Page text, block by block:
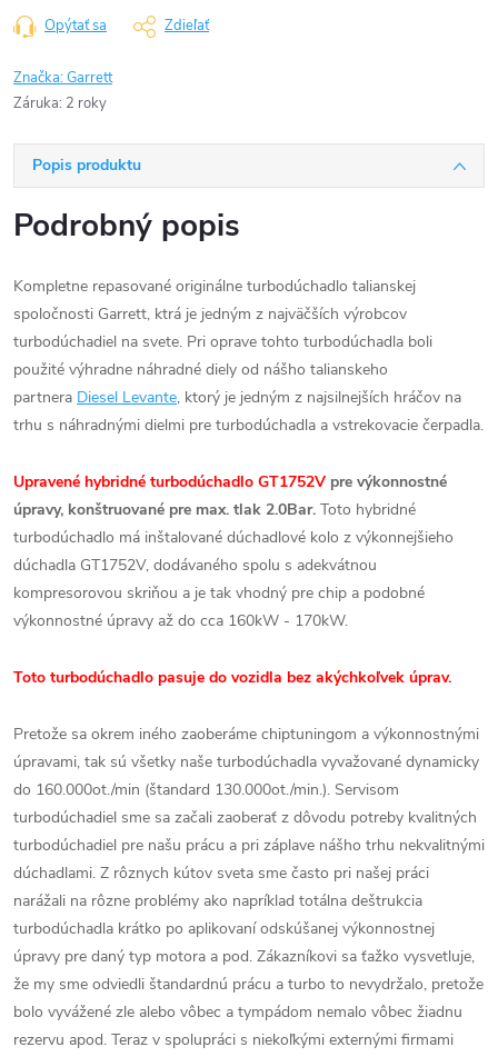
Opýtať sa Zdieľať
Značka:Garrett
Záruka: 2 roky
Popis produktu
Podrobný popis
Kompletne repasované originálne turbodúchadlo talianskej
spoločnosti Garrett, ktrá je jedným z najväčších výrobcov
turbodúchadiel na svete. Pri oprave tohto turbodúchadla boli
použité výhradne náhradné diely od nášho talianskeho
partnera Diesel Levante, ktorý je jedným z najsilnejších hráčov na
trhu s náhradnými dielmi pre turbodúchadla a vstrekovacie čerpadla.
Upravené hybridné turbodúchadlo GT1752V pre výkonnostné
úpravy, konštruované pre max. tlak 2.0Bar. Toto hybridné
turbodúchadlo má inštalované dúchadlové kolo z výkonnejšieho
dúchadla GT1752V, dodávaného spolu s adekvátnou
kompresorovou skriňou a je tak vhodný pre chip a podobné
výkonnostné úpravy až do cca 160kW - 170kW.
Toto turbodúchadlo pasuje do vozidla bez akýchkoľvek úprav.
Pretože sa okrem iného zaoberáme chiptuningom a výkonnostnými
úpravami, tak sú všetky naše turbodúchadla vyvažované dynamicky
do 160.000ot./min (štandard 130.000ot./min.). Servisom
turbodúchadiel sme sa začali zaoberať z dôvodu potreby kvalitných
turbodúchadiel pre našu prácu a pri záplave nášho trhu nekvalitnými
dúchadlami. Z rôznych kútov sveta sme často pri našej práci
narážali na rôzne problémy ako napríklad totálna deštrukcia
turbodúchadla krátko po aplikovaní odskúšanej výkonnostnej
úpravy pre daný typ motora a pod. Zákazníkovi sa ťažko vysvetluje,
že my sme odviedli štandardnú prácu a turbo to nevydržalo, pretože
bolo vyvážené zle alebo vôbec a tympádom nemalo vôbec žiadnu
rezervu apod. Teraz v spolupráci s niekoľkými externými firmami